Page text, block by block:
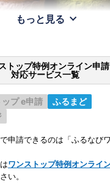
もっと見る
トップ特例オンライン申請
対応サービス一覧
プ e申請
ふるまど
申請できるのは「ふるなび
ワンストップ特例オンライ
い。